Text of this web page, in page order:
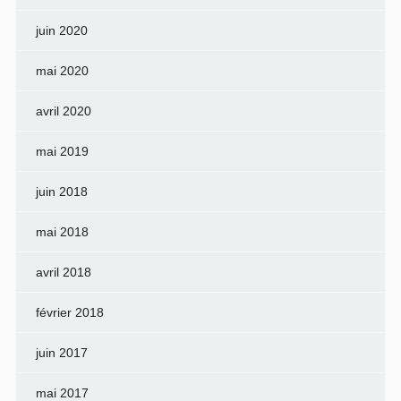
juin 2020
mai 2020
avril 2020
mai 2019
juin 2018
mai 2018
avril 2018
février 2018
juin 2017
mai 2017